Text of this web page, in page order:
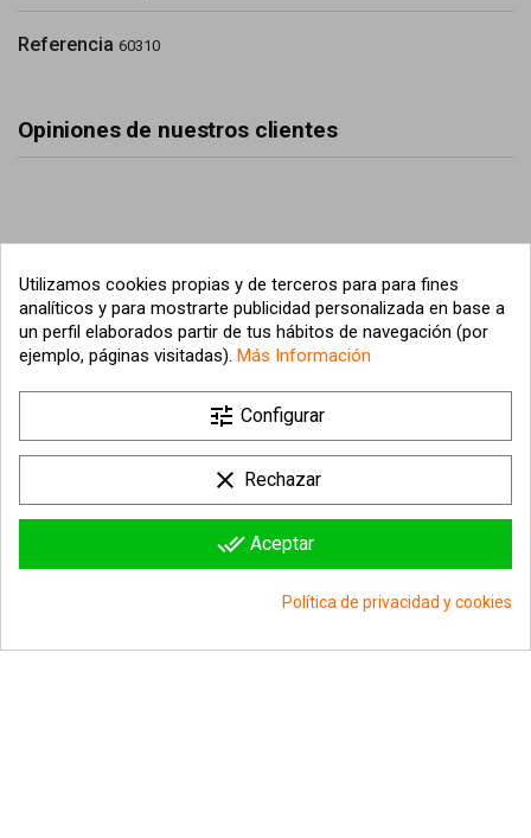
Referencia 60310
Opiniones de nuestros clientes
Información sobre la tienda 
Utilizamos cookies propias y de terceros para para fines
analíticos y para mostrarte publicidad personalizada en base a
un perfil elaborados partir de tus hábitos de navegación (por
ejemplo, páginas visitadas). Más Información
tune Configurar
clear Rechazar
done_all Aceptar
Política de privacidad y cookies